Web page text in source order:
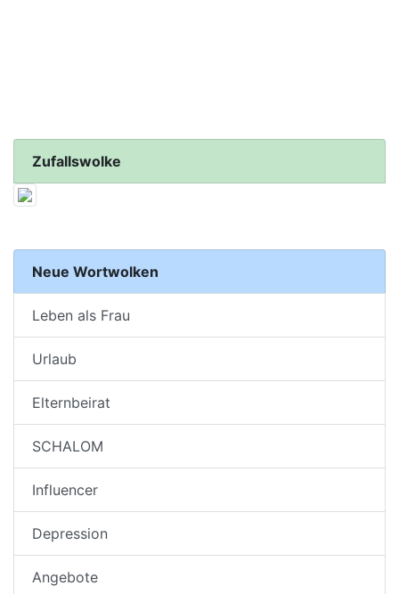
Zufallswolke
Neue Wortwolken
Leben als Frau
Urlaub
Elternbeirat
SCHALOM
Influencer
Depression
Angebote